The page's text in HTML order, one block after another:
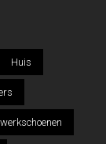
Huis
werkschoenen